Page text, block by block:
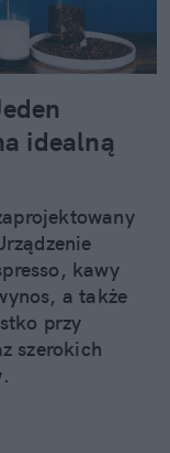
idealną
kawy
a także
przy
szerokich